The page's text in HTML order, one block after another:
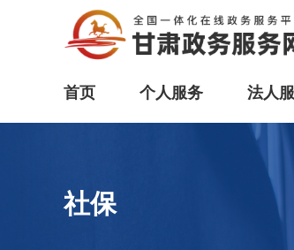
首页 个人服务 法人
社保